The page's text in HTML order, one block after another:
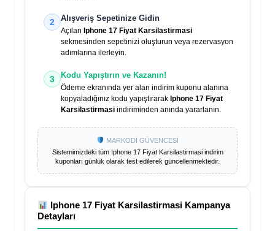
2 Alışveriş Sepetinize Gidin
Açılan Iphone 17 Fiyat Karsilastirmasi
sekmesinden sepetinizi oluşturun veya rezervasyon
adımlarına ilerleyin.
3 Kodu Yapıştırın ve Kazanın!
Ödeme ekranında yer alan indirim kuponu alanına
kopyaladığınız kodu yapıştırarak Iphone 17 Fiyat
Karsilastirmasi indiriminden anında yararlanın.
MARKODİ GÜVENCESİ
Sistemimizdeki tüm Iphone 17 Fiyat Karsilastirmasiindirim
kuponları günlük olarak test edilerek güncellenmektedir.
Iphone 17 Fiyat Karsilastirmasi Kampanya
Detayları